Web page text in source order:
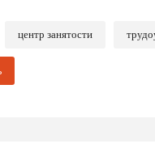
центр занятости